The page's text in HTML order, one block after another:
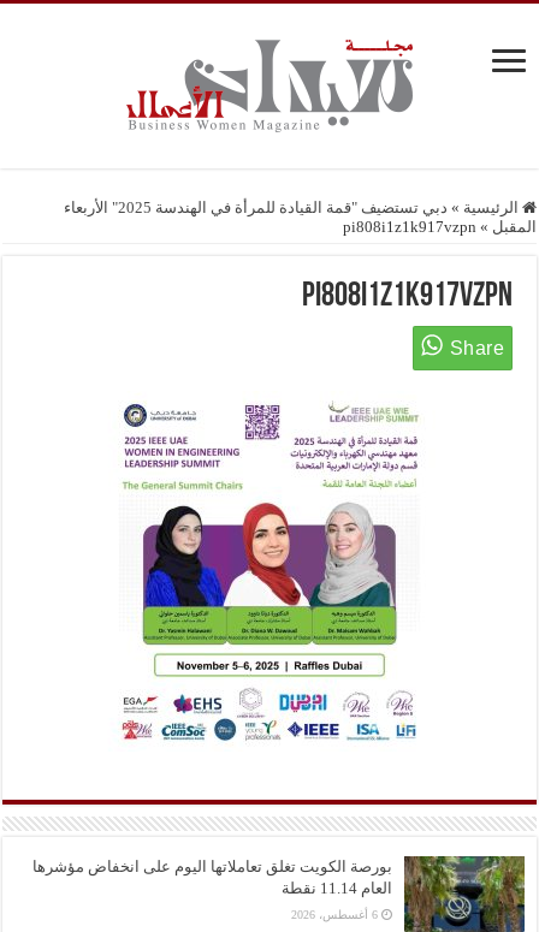
الرئيسية »
دبي تستضيف "قمة القيادة للمرأة في الهندسة 2025" الأربعاء
المقبل »
pi808i1z1k917vzpn
pi808i1z1k917vzpn
بورصة الكويت تغلق تعاملاتها اليوم على انخفاض مؤشرها
العام 11.14 نقطة
6 أغسطس، 2026